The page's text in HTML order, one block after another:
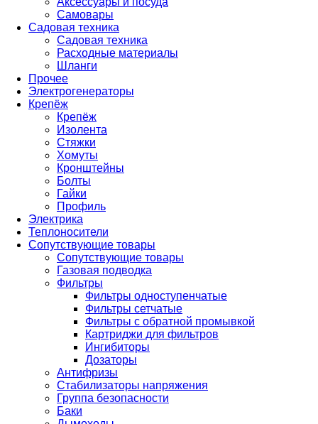
Самовары
Садовая техника
Садовая техника
Расходные материалы
Шланги
Прочее
Электрогенераторы
Крепёж
Крепёж
Изолента
Стяжки
Хомуты
Кронштейны
Болты
Гайки
Профиль
Электрика
Теплоносители
Сопутствующие товары
Сопутствующие товары
Газовая подводка
Фильтры
Фильтры одноступенчатые
Фильтры сетчатые
Фильтры с обратной промывкой
Картриджи для фильтров
Ингибиторы
Дозаторы
Антифризы
Стабилизаторы напряжения
Группа безопасности
Баки